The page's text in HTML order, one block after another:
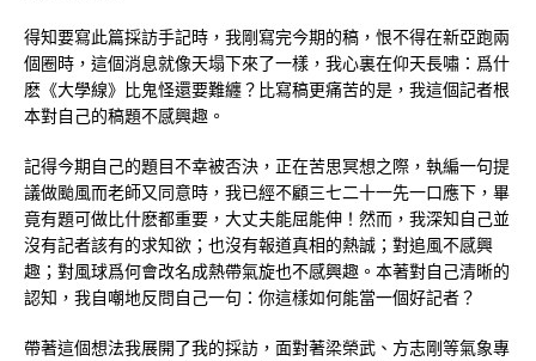
得知要寫此篇採訪手記時，我剛寫完今期的稿，恨不得在新亞跑兩
個圈時，這個消息就像天塌下來了一樣，我心裏在仰天長嘯：爲什
麽《大學線》比鬼怪還要難纏？比寫稿更痛苦的是，我這個記者根
本對自己的稿題不感興趣。
記得今期自己的題目不幸被否決，正在苦思冥想之際，執編一句提
議做颱風而老師又同意時，我已經不顧三七二十一先一口應下，畢
竟有題可做比什麽都重要，大丈夫能屈能伸！然而，我深知自己並
沒有記者該有的求知欲；也沒有報道真相的熱誠；對追風不感興
趣；對風球爲何會改名成熱帶氣旋也不感興趣。本著對自己清晰的
認知，我自嘲地反問自己一句：你這樣如何能當一個好記者？
帶著這個想法我展開了我的採訪，面對著梁榮武、方志剛等氣象專